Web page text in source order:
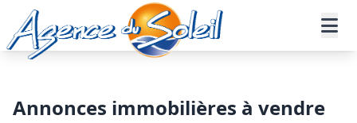
Aller au contenu principal
Accueil Annonces immobilières
Vente
Agence immobiliere logesyc beziers
Annonces immobilières à vendre